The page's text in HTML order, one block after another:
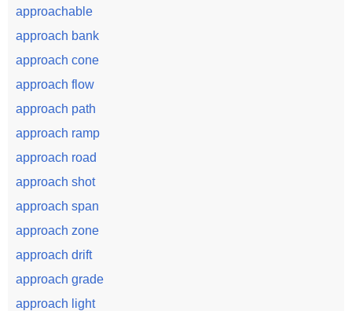
approachable
approach bank
approach cone
approach flow
approach path
approach ramp
approach road
approach shot
approach span
approach zone
approach drift
approach grade
approach light